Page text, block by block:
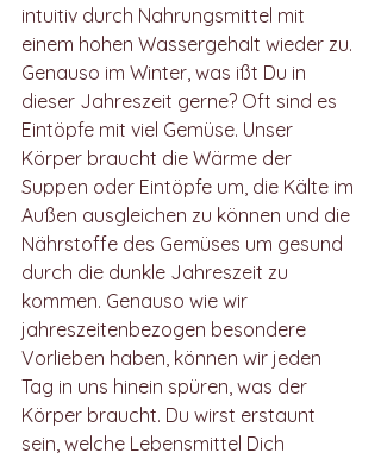
intuitiv durch Nahrungsmittel mit
einem hohen Wassergehalt wieder zu.
Genauso im Winter, was ißt Du in
dieser Jahreszeit gerne? Oft sind es
Eintöpfe mit viel Gemüse. Unser
Körper braucht die Wärme der
Suppen oder Eintöpfe um, die Kälte im
Außen ausgleichen zu können und die
Nährstoffe des Gemüses um gesund
durch die dunkle Jahreszeit zu
kommen. Genauso wie wir
jahreszeitenbezogen besondere
Vorlieben haben, können wir jeden
Tag in uns hinein spüren, was der
Körper braucht. Du wirst erstaunt
sein, welche Lebensmittel Dich